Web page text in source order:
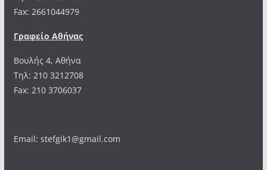
Fax: 2661044979
Γραφείο Αθήνας
Βουλής 4, Αθήνα
Τηλ: 210 3212708
Fax: 210 3706037
Email: stefgik1@gmail.com